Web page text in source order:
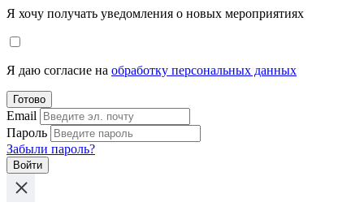
Я хочу получать уведомления о новых мероприятиях
Я даю согласие на обработку персональных данных
Готово
Email
Пароль
Забыли пароль?
Войти